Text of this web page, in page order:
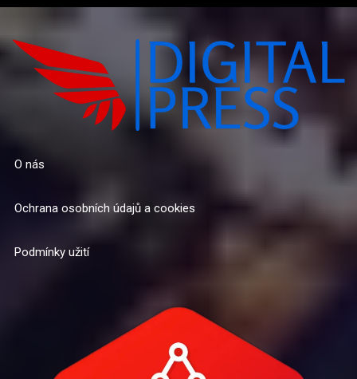
O nás
Ochrana osobních údajů a cookies
Podmínky užití